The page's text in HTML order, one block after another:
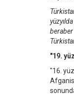
beraber
"19.
"16.